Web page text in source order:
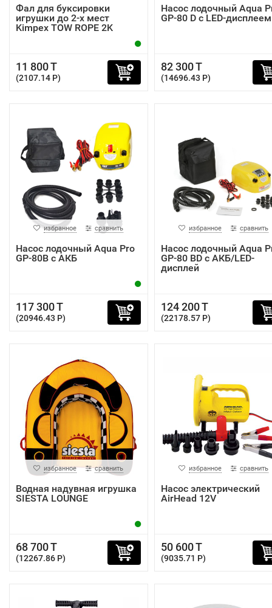
Фал для буксировки
игрушки до 2-х мест
Kimpex TOW ROPE 2K
11 800 T
(2107.14 P)
Насос лодочный Aqua
GP-80 D с LED-дисплеем
82 300 T
(14696.43 P)
избранное сравнить
Насос лодочный Aqua Pro
GP-80B с АКБ
117 300 T
(20946.43 P)
избранное сравнить
Насос лодочный Aqua
GP-80 BD с АКБ/LED-
дисплей
124 200 T
(22178.57 P)
избранное сравнить
Водная надувная игрушка
SIESTA LOUNGE
68 700 T
(12267.86 P)
избранное сравнить
Насос электрический
AirHead 12V
50 600 T
(9035.71 P)